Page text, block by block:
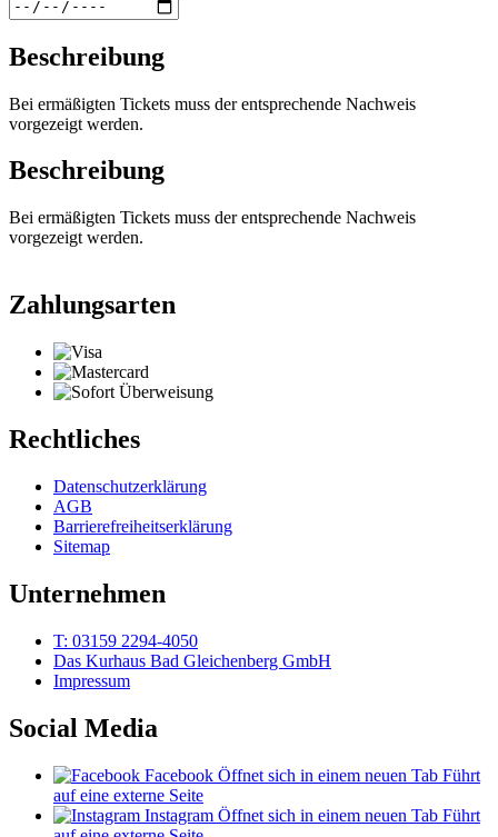
Beschreibung
Bei ermäßigten Tickets muss der entsprechende Nachweis
vorgezeigt werden.
Beschreibung
Bei ermäßigten Tickets muss der entsprechende Nachweis
vorgezeigt werden.
Zahlungsarten
Rechtliches
Datenschutzerklärung
AGB
Barrierefreiheitserklärung
Sitemap
Unternehmen
T: 03159 2294-4050
Das Kurhaus Bad Gleichenberg GmbH
Impressum
Social Media
Facebook Öffnet sich in einem neuen Tab Führt
auf eine externe Seite
Instagram Öffnet sich in einem neuen Tab Führt